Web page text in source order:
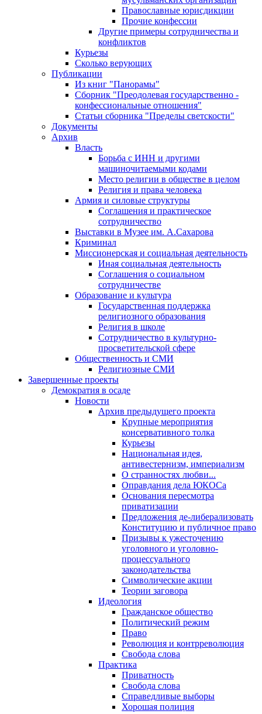
Православные юрисдикции
Прочие конфессии
Другие примеры сотрудничества и
конфликтов
Курьезы
Сколько верующих
Публикации
Из книг "Панорамы"
Сборник "Преодолевая государственно -
конфессиональные отношения"
Статьи сборника "Пределы светскости"
Документы
Архив
Власть
Борьба с ИНН и другими
машиночитаемыми кодами
Место религии в обществе в целом
Религия и права человека
Армия и силовые структуры
Соглашения и практическое
сотрудничество
Выставки в Музее им. А.Сахарова
Криминал
Миссионерская и социальная деятельность
Иная социальная деятельность
Соглашения о социальном
сотрудничестве
Образование и культура
Государственная поддержка
религиозного образования
Религия в школе
Сотрудничество в культурно-
просветительской сфере
Общественность и СМИ
Религиозные СМИ
Завершенные проекты
Демократия в осаде
Новости
Архив предыдущего проекта
Крупные мероприятия
консервативного толка
Курьезы
Национальная идея,
антивестернизм, империализм
О странностях любви...
Оправдания дела ЮКОСа
Основания пересмотра
приватизации
Предложения де-либерализовать
Конституцию и публичное право
Призывы к ужесточению
уголовного и уголовно-
процессуального
законодательства
Символические акции
Теории заговора
Идеология
Гражданское общество
Политический режим
Право
Революция и контрреволюция
Свобода слова
Практика
Приватность
Свобода слова
Справедливые выборы
Хорошая полиция